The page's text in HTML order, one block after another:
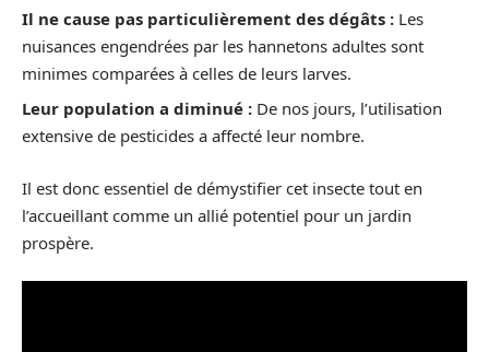
Il ne cause pas particulièrement des dégâts : Les
nuisances engendrées par les hannetons adultes sont
minimes comparées à celles de leurs larves.
Leur population a diminué : De nos jours, l’utilisation
extensive de pesticides a affecté leur nombre.
Il est donc essentiel de démystifier cet insecte tout en
l’accueillant comme un allié potentiel pour un jardin
prospère.